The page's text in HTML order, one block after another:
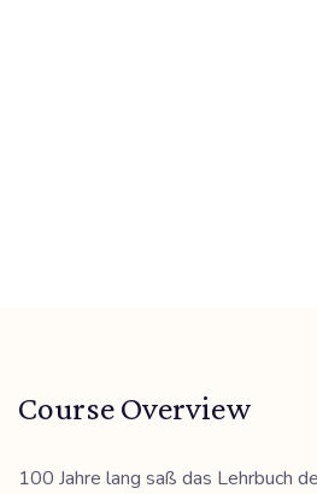
Course Overview
100 Jahre lang saß das Lehrbuch